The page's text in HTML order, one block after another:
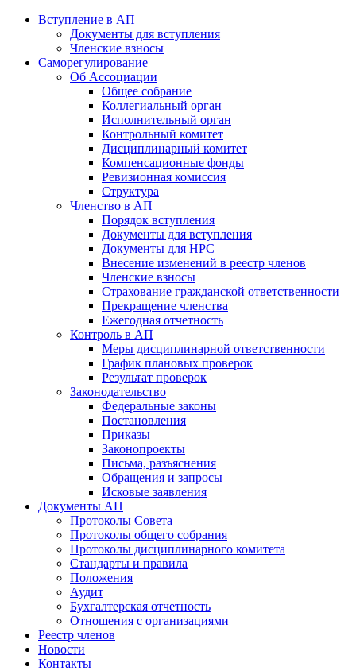
Вступление в АП
Документы для вступления
Членские взносы
Саморегулирование
Об Ассоциации
Общее собрание
Коллегиальный орган
Исполнительный орган
Контрольный комитет
Дисциплинарный комитет
Компенсационные фонды
Ревизионная комиссия
Структура
Членство в АП
Порядок вступления
Документы для вступления
Документы для НРС
Внесение изменений в реестр членов
Членские взносы
Страхование гражданской ответственности
Прекращение членства
Ежегодная отчетность
Контроль в АП
Меры дисциплинарной ответственности
График плановых проверок
Результат проверок
Законодательство
Федеральные законы
Постановления
Приказы
Законопроекты
Письма, разъяснения
Обращения и запросы
Исковые заявления
Документы АП
Протоколы Совета
Протоколы общего собрания
Протоколы дисциплинарного комитета
Стандарты и правила
Положения
Аудит
Бухгалтерская отчетность
Отношения с организациями
Реестр членов
Новости
Контакты